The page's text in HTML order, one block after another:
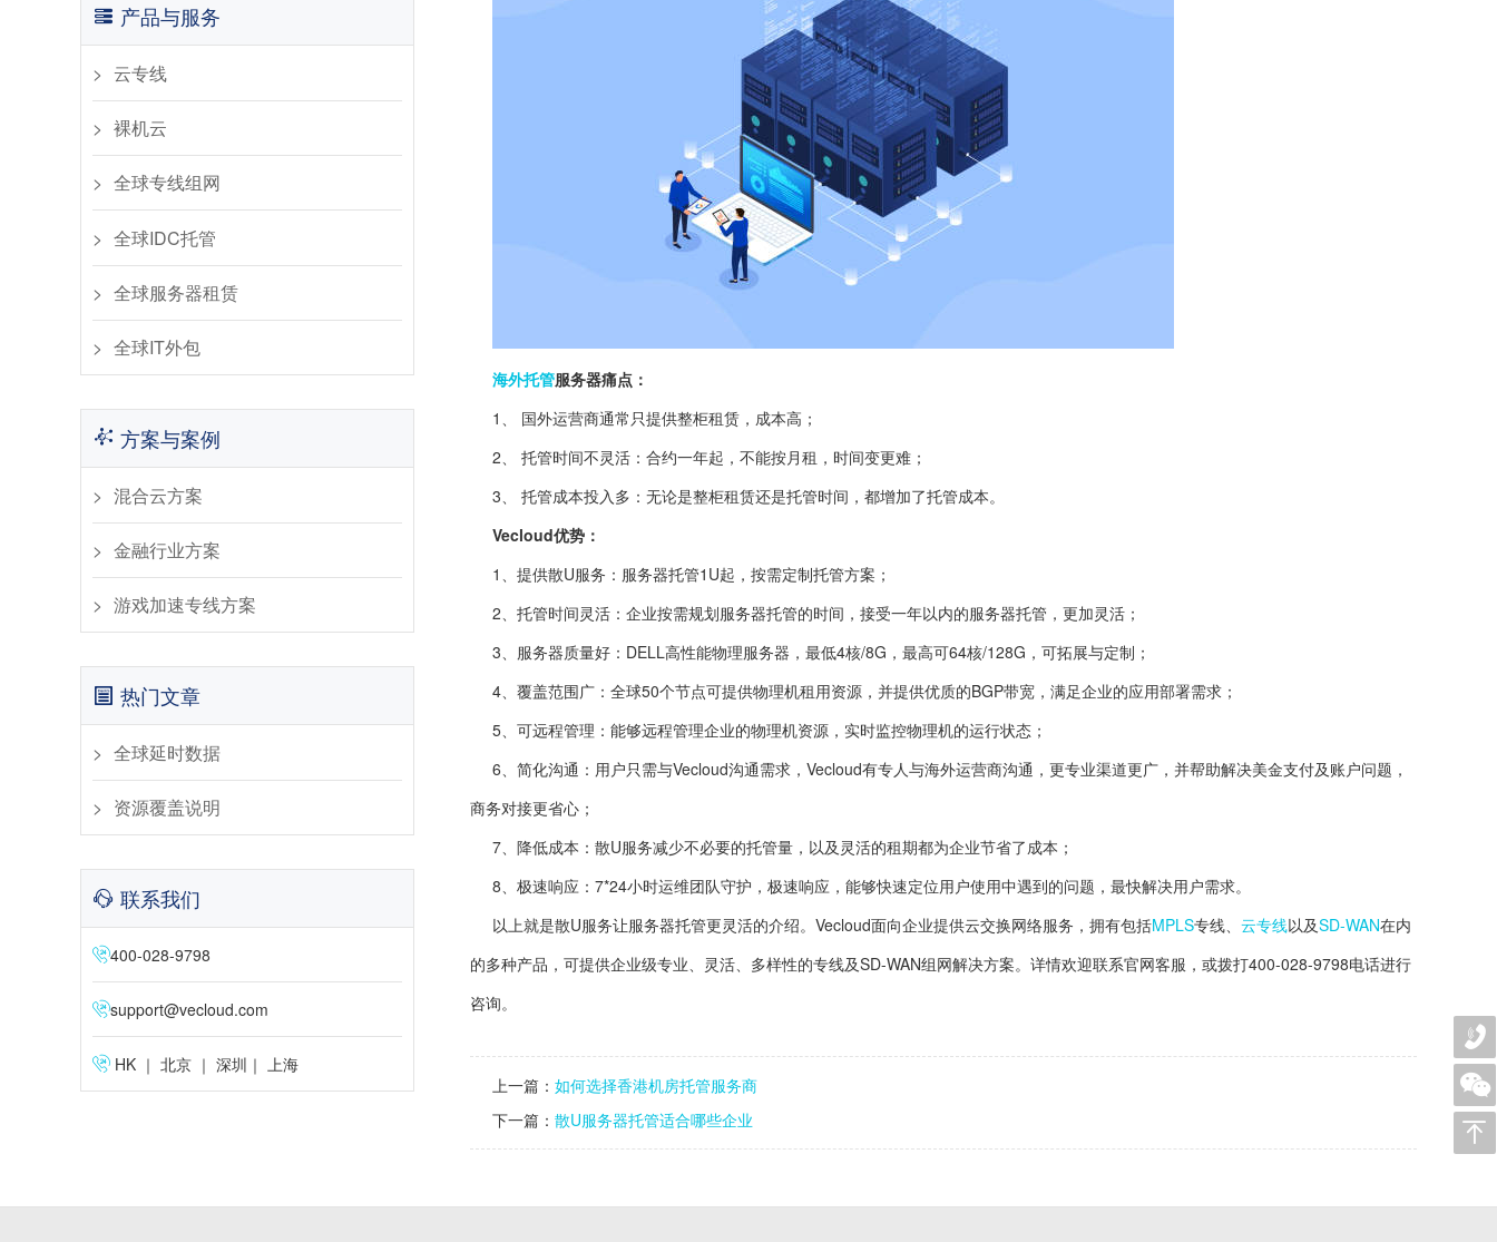
产品与服务
云专线
裸机云
全球专线组网
全球IDC托管
全球服务器租赁
全球IT外包
方案与案例
混合云方案
金融行业方案
游戏加速专线方案
热门文章
全球延时数据
资源覆盖说明
联系我们
400-028-9798
support@vecloud.com
HK ｜ 北京 ｜ 深圳｜ 上海
海外托管服务器痛点：
1、 国外运营商通常只提供整柜租赁，成本高；
2、 托管时间不灵活：合约一年起，不能按月租，时间变更难；
3、 托管成本投入多：无论是整柜租赁还是托管时间，都增加了托管成本。
Vecloud优势：
1、提供散U服务：服务器托管1U起，按需定制托管方案；
2、托管时间灵活：企业按需规划服务器托管的时间，接受一年以内的服务器托管，更加灵活；
3、服务器质量好：DELL高性能物理服务器，最低4核/8G，最高可64核/128G，可拓展与定制；
4、覆盖范围广：全球50个节点可提供物理机租用资源，并提供优质的BGP带宽，满足企业的应用部署需求；
5、可远程管理：能够远程管理企业的物理机资源，实时监控物理机的运行状态；
6、简化沟通：用户只需与Vecloud沟通需求，Vecloud有专人与海外运营商沟通，更专业渠道更广，并帮助解决美金支付及账户问题，
商务对接更省心；
7、降低成本：散U服务减少不必要的托管量，以及灵活的租期都为企业节省了成本；
8、极速响应：7*24小时运维团队守护，极速响应，能够快速定位用户使用中遇到的问题，最快解决用户需求。
以上就是散U服务让服务器托管更灵活的介绍。Vecloud面向企业提供云交换网络服务，拥有包括MPLS专线、 云专线以及SD-WAN在内
的多种产品，可提供企业级专业、灵活、多样性的专线及SD-WAN组网解决方案。详情欢迎联系官网客服，或拨打400-028-9798电话进行
咨询。
上一篇： 如何选择香港机房托管服务商
下一篇： 散U服务器托管适合哪些企业